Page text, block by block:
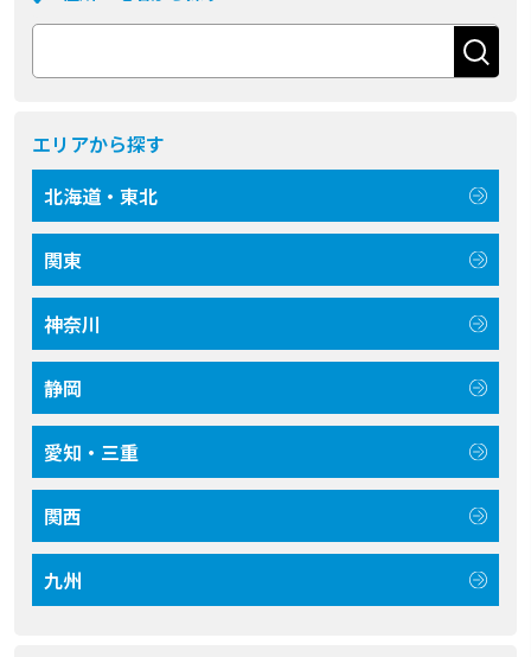
エリアから探す
北海道・東北
関東
神奈川
静岡
愛知・三重
関西
九州